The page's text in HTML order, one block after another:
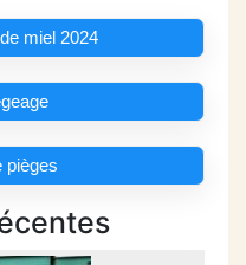
miel 2024
pièges